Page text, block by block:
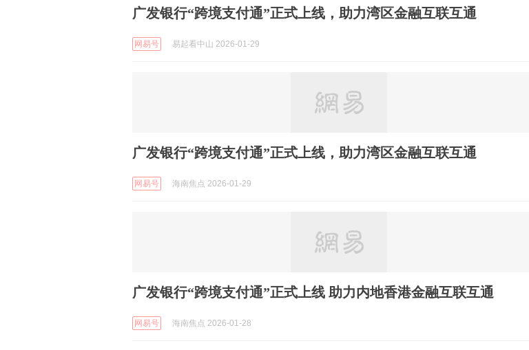
广发银行“跨境支付通”正式上线，助力湾区金融互联互通
网易号 易起看中山 2026-01-29
广发银行“跨境支付通”正式上线，助力湾区金融互联互通
网易号 海南焦点 2026-01-29
广发银行“跨境支付通”正式上线 助力内地香港金融互联互通
网易号 海南焦点 2026-01-28